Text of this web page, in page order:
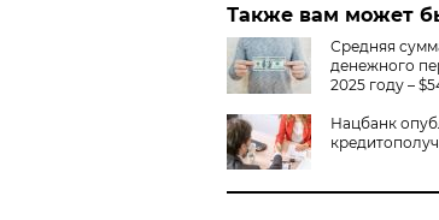
Также вам может
Средняя
денежного
2025 году –
Нацбанк